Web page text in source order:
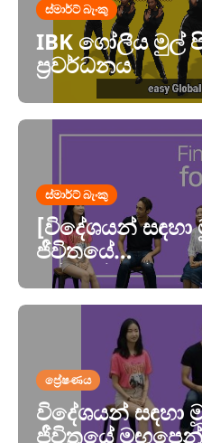
ස්මාර්ට් බැංකු
IBK ගෝලීය මුල්
ප්‍රවර්ධනය
ස්මාර්ට් බැංකු
[විදේශයන් සඳහා
ජීවිතයේ
මාර්ගෝපදේශය]
බැංකු සේවා
කිරීමට (ඉංග්රීසි)
ප්‍රේෂණය
විදේශයන් සඳහා
ජීවිතයේ